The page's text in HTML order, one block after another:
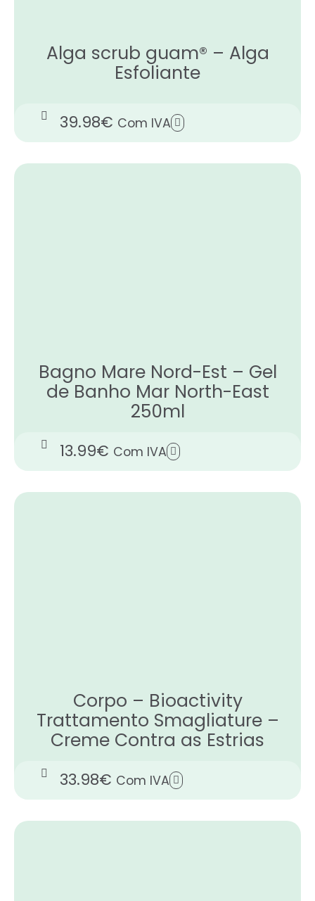
Alga scrub guam® – Alga
Esfoliante
39.98€ Com IVA
Bagno Mare Nord-Est – Gel
de Banho Mar North-East
250ml
13.99€ Com IVA
Corpo – Bioactivity
Trattamento Smagliature –
Creme Contra as Estrias
33.98€ Com IVA